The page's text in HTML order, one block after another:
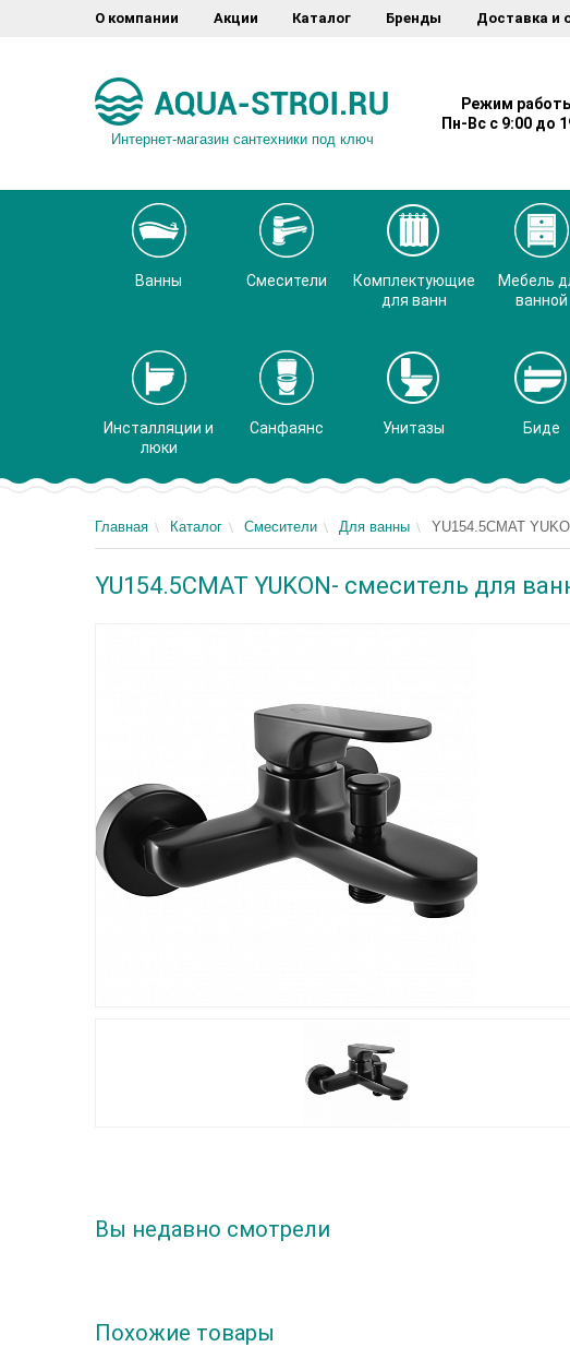
О компании Акции Каталог Бренды Доставка и
Интернет-магазин сантехники под ключ
Режим
Пн-Вс с 9:00 до
Ванны Смесители
Комплектующие
для ванн
Мебель
ванной
Инсталляции и
люки
Санфаянс Унитазы Биде
Главная Каталог Смесители Для ванны YU154.5CMAT
YU154.5CMAT YUKON- смеситель для
Вы недавно смотрели
Похожие товары